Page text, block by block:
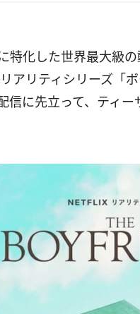
特化した世界最大級
アリティシリーズ「
信に先立って、ティ